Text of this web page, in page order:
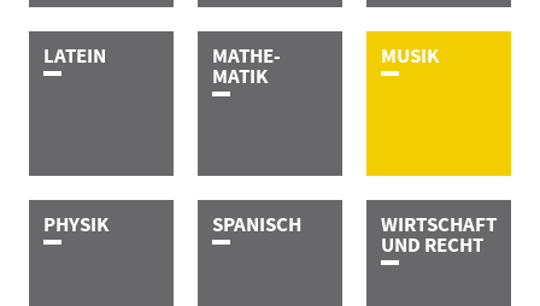
L­A­T­E­I­N MATHE­­­­­­­­­
MATIK
M­U­S­I­K
P­H­Y­S­I­K S­P­A­N­I­S­C­H WIRT­­­­SCHAFT
UND RECHT